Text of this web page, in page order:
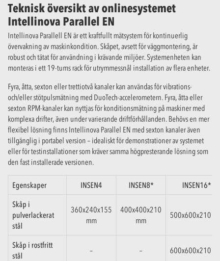
Teknisk översikt av onlinesystemet
Intellinova Parallel EN
Intellinova Parallell EN är ett kraftfullt mätsystem för kontinuerlig
övervakning av maskinkondition. Skåpet, avsett för väggmontering, är
robust och tätat för användning i krävande miljöer. Systemenheten kan
monteras i ett 19-tums rack för utrymmessnål installation av flera enheter.
Fyra, åtta, sexton eller trettiotvå kanaler kan användas för vibrations-
och/eller stötpulsmätning med DuoTech-accelerometern. Fyra, åtta eller
sexton RPM-kanaler kan nyttjas för konditionsmätning på maskiner med
komplexa drifter, även under varierande driftförhållanden. Behövs en mer
flexibel lösning finns Intellinova Parallel EN med sexton kanaler även
tillgänglig i portabel version – idealiskt för demonstrationer av systemet
eller för testinstallationer som kräver samma högpresterande lösning som
den fast installerade versionen.
Egenskaper INSEN4 INSEN8*
INSEN16*
Skåp i
pulverlackerat
stål
360x240x155
mm
400x400x210
mm
500x600x210
Skåp i rostfritt
stål
– – 600x600x210